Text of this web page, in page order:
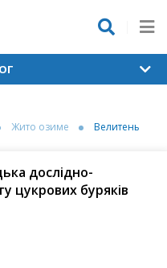
Жито озиме Велитень
дослідно-
цукрових буряків